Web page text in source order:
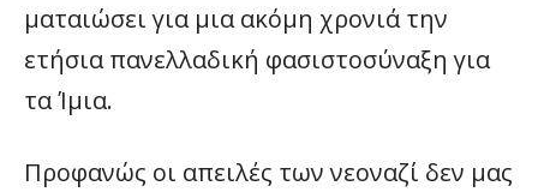
ματαιώσει για μια ακόμη χρονιά την
ετήσια πανελλαδική φασιστοσύναξη για
τα Ίμια.
Προφανώς οι απειλές των νεοναζί δεν μας